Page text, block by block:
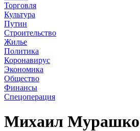
Торговля
Культура
Путин
Строительство
Жилье
Политика
Коронавирус
Экономика
Общество
Финансы
Спецоперация
Михаил